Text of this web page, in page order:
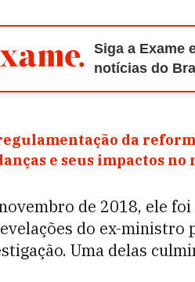
Siga a Exame
notícias do
da
e seus impactos no
de 2018, ele
do ex-ministro
Uma delas